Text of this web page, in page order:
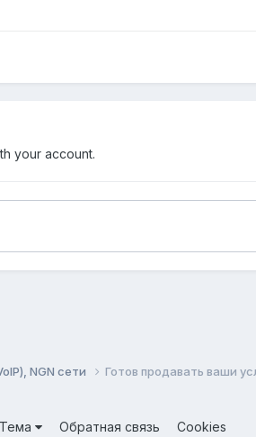
your account.
NGN сети Готов продавать ваши
Тема Обратная связь Cookies